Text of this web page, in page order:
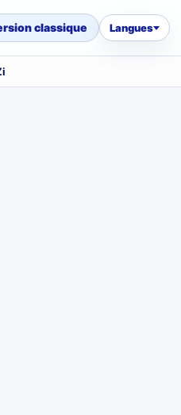
classique Langues